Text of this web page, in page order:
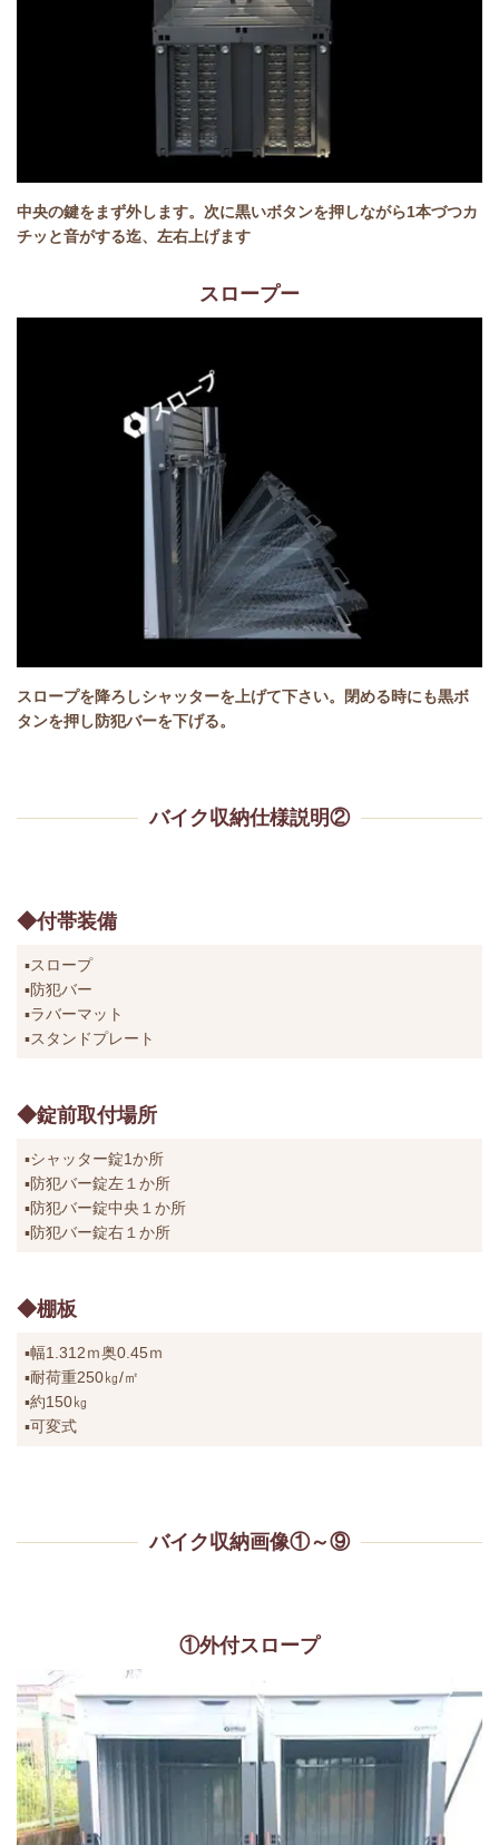
中央の鍵をまず外します。次に黒いボタンを押しながら1本づつカ
チッと音がする迄、左右上げます
スロープー
スロープを降ろしシャッターを上げて下さい。閉める時にも黒ボ
タンを押し防犯バーを下げる。
バイク収納仕様説明②
◆付帯装備
▪スロープ
▪防犯バー
▪ラバーマット
▪スタンドプレート
◆錠前取付場所
▪シャッター錠1か所
▪防犯バー錠左１か所
▪防犯バー錠中央１か所
▪防犯バー錠右１か所
◆棚板
▪幅1.312ｍ奥0.45ｍ
▪耐荷重250㎏/㎡
▪約150㎏
▪可変式
バイク収納画像①～⑨
①外付スロープ